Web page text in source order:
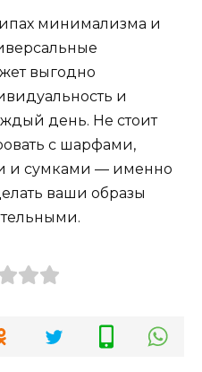
минимализма и
выгодно
и
день. Не стоит
с шарфами,
и сумками — именно
ваши образы